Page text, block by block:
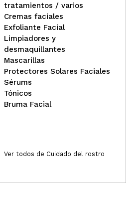
Revox - *Just* - Retinol en
escualano
tratamientos / varios
Cremas faciales
Exfoliante Facial
Limpiadores y
desmaquillantes
Mascarillas
Protectores Solares Faciales
Sérums
Tónicos
Bruma Facial
Ver todos de Cuidado del rostro